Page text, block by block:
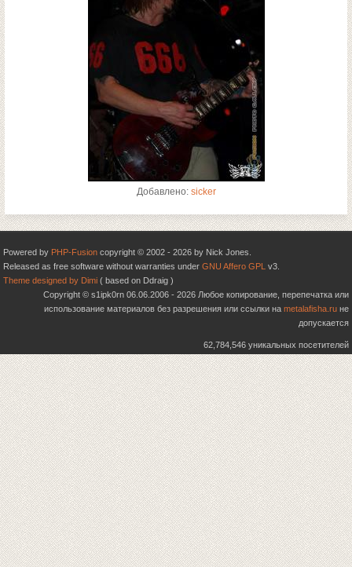
Добавлено: sicker
Powered by PHP-Fusion copyright © 2002 - 2026 by Nick Jones.
Released as free software without warranties under GNU Affero GPL v3.
Theme designed by Dimi ( based on Ddraig )
Copyright © s1ipk0rn 06.06.2006 - 2026 Любое копирование, перепечатка или
использование материалов без разрешения или ссылки на metalafisha.ru не
допускается
62,784,546 уникальных посетителей